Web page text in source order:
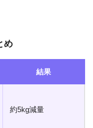
め
結果
約5kg減量